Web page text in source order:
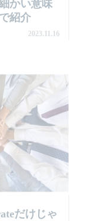
かい意味
紹介
2023.11.16
だけじゃ